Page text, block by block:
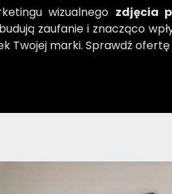
wizualnego zdjęcia
zaufanie i znacząco
Twojej marki. Sprawdź